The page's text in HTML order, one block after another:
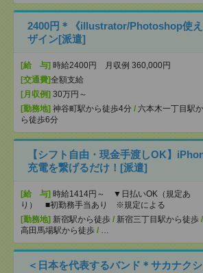
2400円＊《illustrator/Photoshop使
ザイン[派遣]
[給 与] 時給2400円 月収例 360,000円
[交通費]全額支給
[月収例] 30万円～
[勤務地] 神谷町駅から徒歩4分 / 六本木一丁目駅か
ら徒歩6分
【シフト自由・現金手渡しOK】
充電を繋げるだけ！[派遣]
[給 与] 時給1414円～ ▼日払いOK（規定あ
り） ■初勤務手当あり ※規定による
[勤務地] 新宿駅から徒歩 / 新宿三丁目駅から徒歩 /
高田馬場駅から徒歩 / …
＜日本を代表するバンド＊サカナク